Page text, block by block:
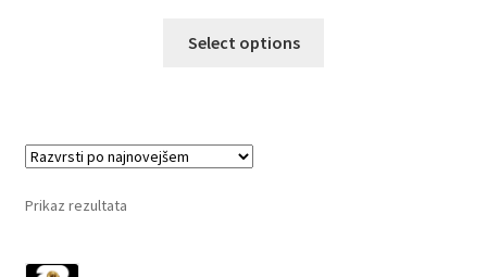
Select options
Prikaz rezultata